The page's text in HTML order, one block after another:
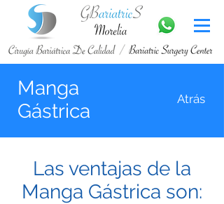
Manga
Gástrica
Atrás
Las ventajas de la
Manga Gástrica son: